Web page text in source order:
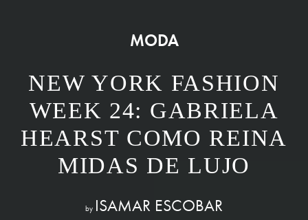
MODA
NEW YORK FASHION
WEEK 24: GABRIELA
HEARST COMO REINA
MIDAS DE LUJO
by ISAMAR ESCOBAR